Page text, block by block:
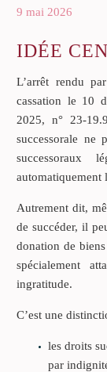
9 mai 2026
IDÉE
L’arrêt rendu
cassation le 10
2025, n° 23-
successorale
automatiquement
Autrement dit,
de succéder, il
donation de
spécialement
ingratitude.
C’est une
les droits
par